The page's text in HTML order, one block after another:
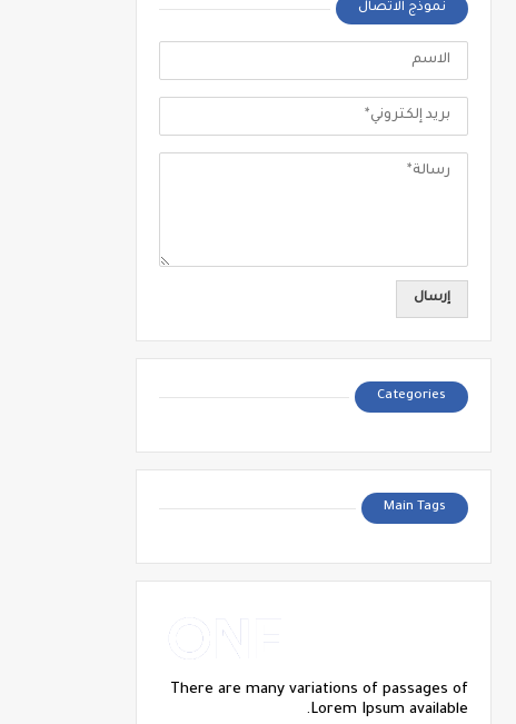
نموذج الاتصال
Categories
Main Tags
There are many variations of passages of
Lorem Ipsum available.